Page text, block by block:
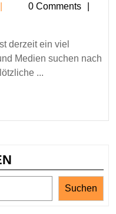
0 Comments
derzeit ein viel
Medien suchen nach
...
Suchen